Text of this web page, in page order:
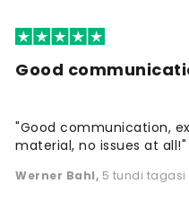
Good
"Good communication,
material, no issues at all!"
Werner Bahl, 5 tundi tagasi